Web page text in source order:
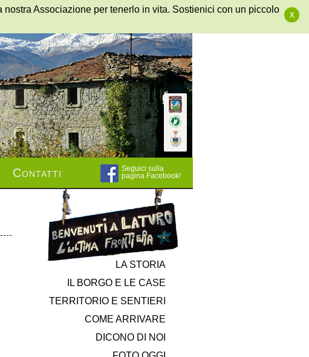
Contatti
Seguici sulla
pagina Facebook!
LA STORIA
IL BORGO E LE CASE
TERRITORIO E SENTIERI
COME ARRIVARE
DICONO DI NOI
x
Associazione per tenerlo in vita. Sostienici con un piccolo